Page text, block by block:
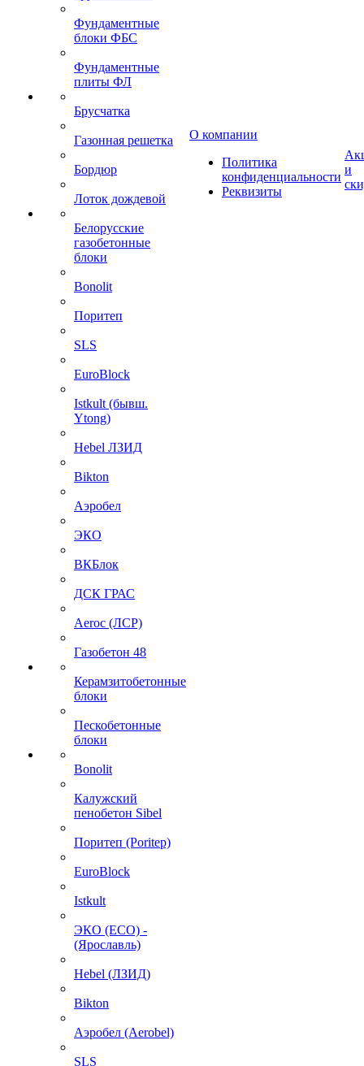
Фундаментные
блоки ФБС
Фундаментные
плиты ФЛ
Брусчатка
Газонная решетка
Бордюр
Лоток дождевой
Белорусские
газобетонные
блоки
Bonolit
Поритеп
SLS
EuroBlock
Istkult (бывш.
Ytong)
Hebel ЛЗИД
Bikton
Аэробел
ЭКО
ВКБлок
ДСК ГРАС
Aeroc (ЛСР)
Газобетон 48
Керамзитобетонные
блоки
Пескобетонные
блоки
Bonolit
Калужский
пенобетон Sibel
Поритеп (Poritep)
EuroBlock
Istkult
ЭКО (ECO) -
(Ярославль)
Hebel (ЛЗИД)
Bikton
Аэробел (Aerobel)
SLS
О компании
Политика
конфиденциальности
Реквизиты
и